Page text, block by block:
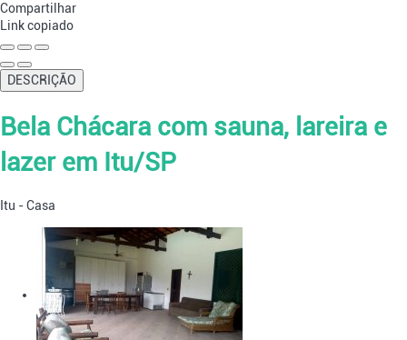
Compartilhar
Link copiado
DESCRIÇÃO
Bela Chácara com sauna, lareira e
lazer em Itu/SP
Itu -Casa